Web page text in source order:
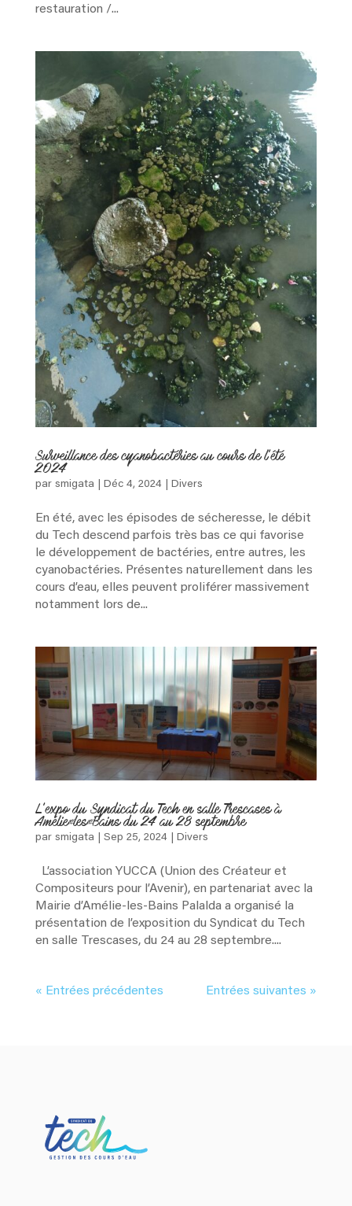
restauration /...
Surveillance des cyanobactéries au cours de l’été
2024
par smigata Déc 4, 2024| Divers
En été, avec les épisodes de sécheresse, le débit
du Tech descend parfois très bas ce qui favorise
le développement de bactéries, entre autres, les
cyanobactéries. Présentes naturellement dans les
cours d’eau, elles peuvent proliférer massivement
notamment lors de...
L’expo du Syndicat du Tech en salle Trescases à
Amélie-les-Bains du 24 au 28 septembre
par smigata Sep 25, 2024| Divers
L’association YUCCA (Union des Créateur et
Compositeurs pour l’Avenir), en partenariat avec la
Mairie d’Amélie-les-Bains Palalda a organisé la
présentation de l’exposition du Syndicat du Tech
en salle Trescases, du 24 au 28 septembre....
« Entrées précédentes Entrées suivantes »